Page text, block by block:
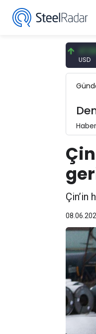
47,56 USD
Çin’in